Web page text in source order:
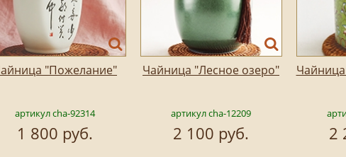
"Пожелание"
артикул cha-92314
1 800 руб.
Чайница "Лесное озеро"
артикул cha-12209
2 100 руб. 2